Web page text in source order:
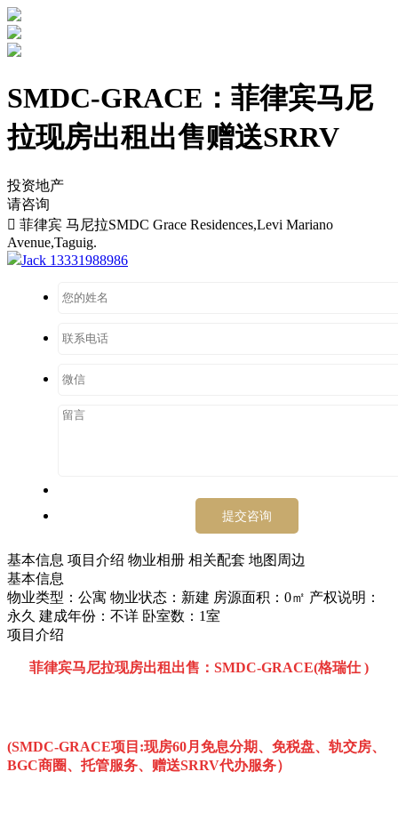
SMDC-GRACE：菲律宾马尼
拉现房出租出售赠送SRRV
投资地产
请咨询
 菲律宾 马尼拉SMDC Grace Residences,Levi Mariano
Avenue,Taguig.
Jack 13331988986
基本信息 项目介绍 物业相册 相关配套 地图周边
基本信息
物业类型：公寓 物业状态：新建 房源面积：0㎡ 产权说明：
永久 建成年份：不详 卧室数：1室
项目介绍
菲律宾马尼拉现房出租出售：SMDC-GRACE(格瑞仕 )
(SMDC-GRACE项目:现房60月免息分期、免税盘、轨交房、
BGC商圈、托管服务、赠送SRRV代办服务）